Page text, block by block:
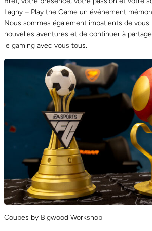
Lagny – Play the Game un événement
Nous sommes également impatients de
nouvelles aventures et de continuer à
le gaming avec vous tous.
Coupes by Bigwood Workshop